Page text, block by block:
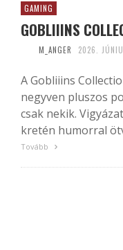
GAMING
GOBLIIINS
M_ANGER 2026.
A Gobliiins
negyven pluszos
csak nekik.
kretén humorral
Tovább